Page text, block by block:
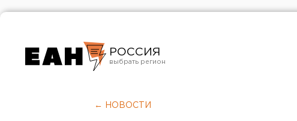
РОССИЯ
Челябинск
← НОВОСТИ